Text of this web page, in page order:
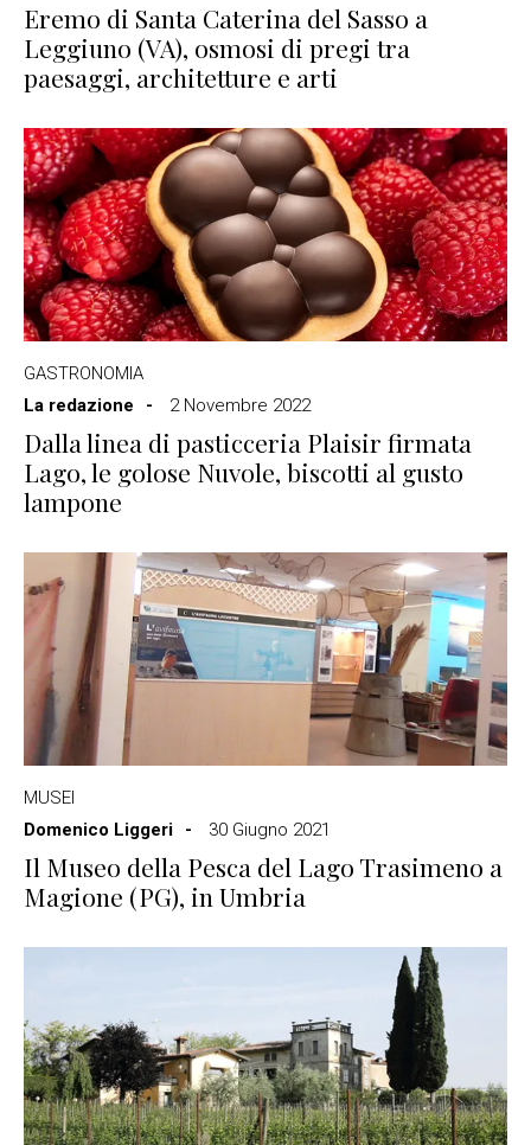
Eremo di Santa Caterina del Sasso a
Leggiuno (VA), osmosi di pregi tra
paesaggi, architetture e arti
GASTRONOMIA
La redazione
2 Novembre 2022
Dalla linea di pasticceria Plaisir firmata
Lago, le golose Nuvole, biscotti al gusto
lampone
MUSEI
Domenico Liggeri
30 Giugno 2021
Il Museo della Pesca del Lago Trasimeno a
Magione (PG), in Umbria